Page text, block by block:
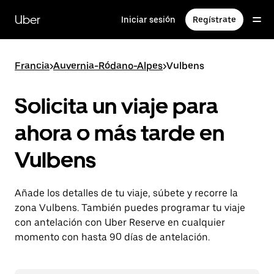
contenido
principal
Uber Iniciar sesión Regístrate
Francia>Auvernia-Ródano-Alpes>Vulbens
Solicita un viaje para
ahora o más tarde en
Vulbens
Añade los detalles de tu viaje, súbete y recorre la
zona Vulbens. También puedes programar tu viaje
con antelación con Uber Reserve en cualquier
momento con hasta 90 días de antelación.